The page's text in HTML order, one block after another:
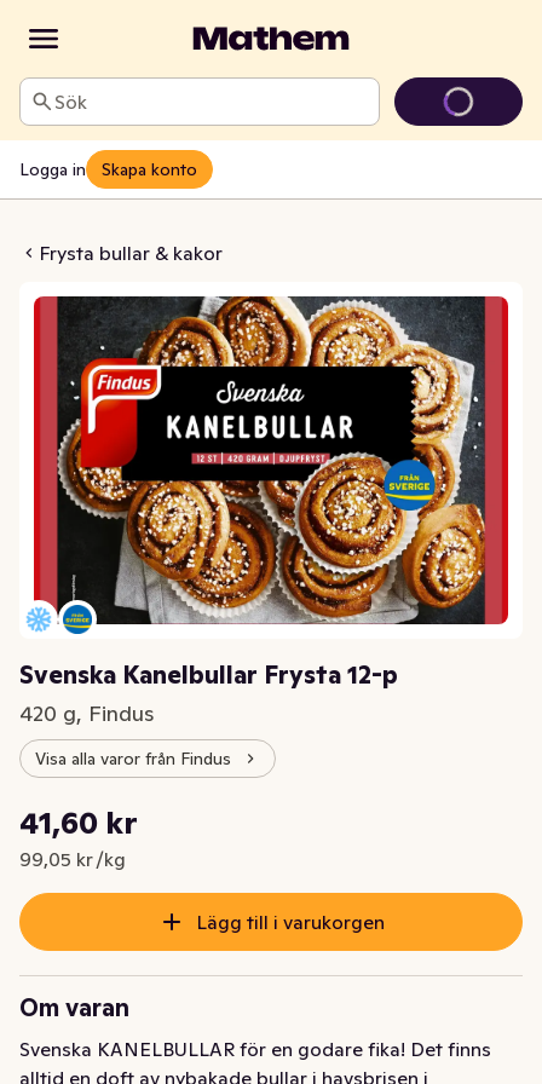
Sök
Logga in Skapa konto
Frysta bullar & kakor
Frysta 12-p
Svenska Kanelbullar Frysta 12-p
420 g, Findus
Visa alla varor från Findus
Nuvarande pris är: 41,60 kr
41,60 kr
99,05 kr /kg
Styckpris: 99,05 kr /kg
Lägg till i varukorgen
Om varan
Svenska KANELBULLAR för en godare fika! Det finns
alltid en doft av nybakade bullar i havsbrisen i